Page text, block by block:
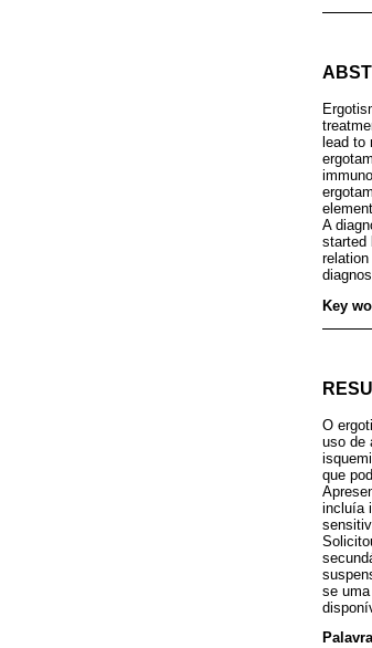
lead
A
started
Key
O
uso de
que
incluía
se